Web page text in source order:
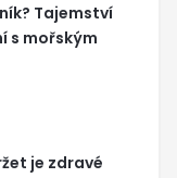
Tajemství
s mořským
je zdravé